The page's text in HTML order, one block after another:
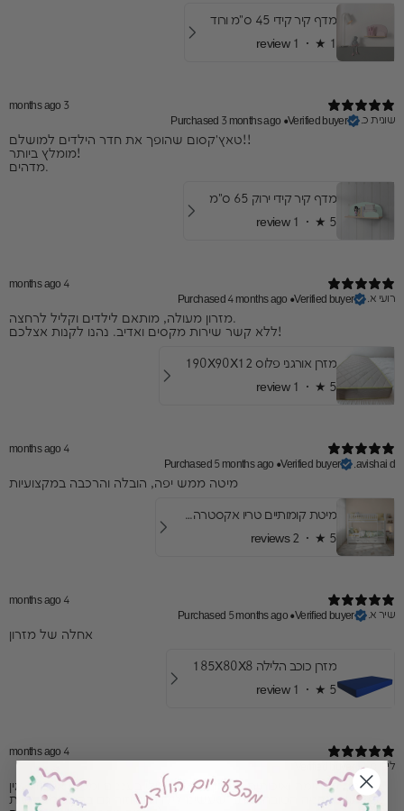
מדף קיר קידי 45 ס"מ ורוד
1
★ ·
1 review
3 months ago
שונית כ.
Verified buyer
•
Purchased 3 months ago
​טאץ'קסום שהופך את חדר הילדים למושלם!!
מומלץ ביותר!
מדהים.
מדף קיר קידי ירוק 65 ס"מ
5
★ ·
1 review
4 months ago
רועי א.
Verified buyer
•
Purchased 4 months ago
​מזרון מעולה, מותאם לילדים וקליל לרחצה.
ללא קשר שירות מקסים ואדיב. נהנו לקנות אצלכם!
מזרן אורגני פלוס 190X90X12
5
★ ·
1 review
4 months ago
avishai d.
Verified buyer
•
Purchased 5 months ago
​מיטה ממש יפה, הובלה והרכבה במקצועיות
מיטת קומותיים טריו אקסטרה- עם מיטת חבר ומגירות
5
★ ·
2 reviews
4 months ago
שיר א.
Verified buyer
•
Purchased 5 months ago
אחלה של מזרון
מזרן כוכב הלילה 185X80X8
5
★ ·
1 review
4 months ago
לינוי ס.
מיטה מדהימה ואיכותית בטירוף!! הבת שלי בעננים וממש אוהבת. אין
ספק שזו הקניה הטובה ביותר שעשינו לילדה ונחזור גם בהמשך לעשות